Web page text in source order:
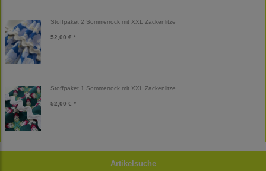
Stoffpaket 2 Sommerrock mit XXL Zackenlitze
52,00 € *
Stoffpaket 1 Sommerrock mit XXL Zackenlitze
52,00 € *
Artikelsuche